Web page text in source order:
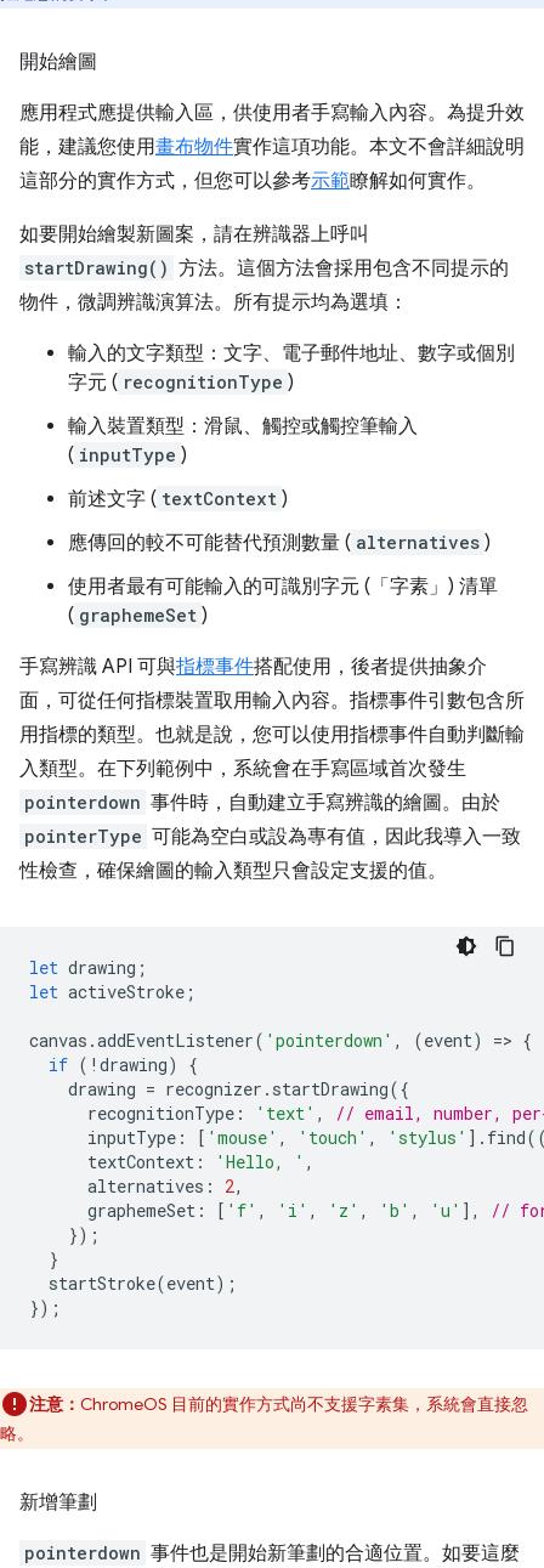
開始繪圖
應用程式應提供輸入區，供使用者手寫輸入內容。為提升效
能，建議您使用畫布物件實作這項功能。本文不會詳細說明
這部分的實作方式，但您可以參考示範瞭解如何實作。
如要開始繪製新圖案，請在辨識器上呼叫
startDrawing() 方法。這個方法會採用包含不同提示的
物件，微調辨識演算法。所有提示均為選填：
輸入的文字類型：文字、電子郵件地址、數字或個別
字元 ( recognitionType )
輸入裝置類型：滑鼠、觸控或觸控筆輸入
( inputType )
前述文字 ( textContext )
應傳回的較不可能替代預測數量 ( alternatives )
使用者最有可能輸入的可識別字元 (「字素」) 清單
( graphemeSet )
手寫辨識 API 可與指標事件搭配使用，後者提供抽象介
面，可從任何指標裝置取用輸入內容。指標事件引數包含所
用指標的類型。也就是說，您可以使用指標事件自動判斷輸
入類型。在下列範例中，系統會在手寫區域首次發生
pointerdown 事件時，自動建立手寫辨識的繪圖。由於
pointerType 可能為空白或設為專有值，因此我導入一致
性檢查，確保繪圖的輸入類型只會設定支援的值。
let drawing ;
let activeStroke ;
canvas .addEventListener( 'pointerdown' , (event) => {
if ( ! drawing)
{
drawing = recognizer . startDrawing({
recognitionType : 'text' ,
// email, number,
inputType : [ 'mouse' , 'touch' , 'stylus' ]. find
textContext : 'Hello, ' ,
alternatives : 2,
graphemeSet : [ 'f' , 'i' , 'z' , 'b' , 'u' ],
//
});
}
startStroke(event);
});
注意： ChromeOS 目前的實作方式尚不支援字素集，系統會直接忽
略。
新增筆劃
pointerdown 事件也是開始新筆劃的合適位置。如要這麼